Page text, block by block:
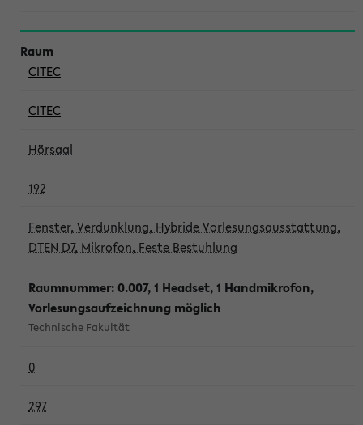
CITEC
CITEC
Hörsaal
192
Fenster, Verdunklung, Hybride Vorlesungsausstattung,
DTEN D7, Mikrofon, Feste Bestuhlung
Raumnummer: 0.007, 1 Headset, 1 Handmikrofon,
Vorlesungsaufzeichnung möglich
Technische Fakultät
0
297